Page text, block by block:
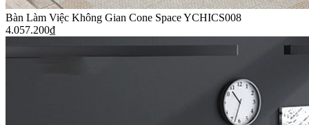
Bàn Làm Việc Không Gian Cone Space YCHICS008
4.057.200₫